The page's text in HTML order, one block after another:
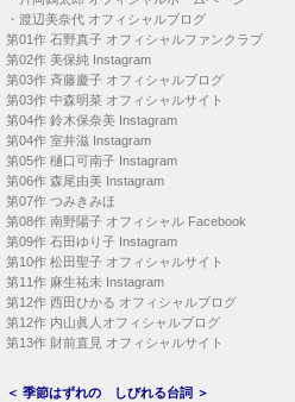
・ 渡辺美奈代 オフィシャルブログ
第01作 石野真子 オフィシャルファンクラブ
第02作 美保純 Instagram
第03作 斉藤慶子 オフィシャルブログ
第03作 中森明菜 オフィシャルサイト
第04作 鈴木保奈美 Instagram
第04作 室井滋 Instagram
第05作 樋口可南子 Instagram
第06作 森尾由美 Instagram
第07作 つみきみほ
第08作 南野陽子 オフィシャル Facebook
第09作 石田ゆり子 Instagram
第10作 松田聖子 オフィシャルサイト
第11作 麻生祐未 Instagram
第12作 西田ひかる オフィシャルブログ
第12作 内山眞人オフィシャルブログ
第13作 財前直見 オフィシャルサイト
＜ 季節はずれの しびれる台詞 ＞